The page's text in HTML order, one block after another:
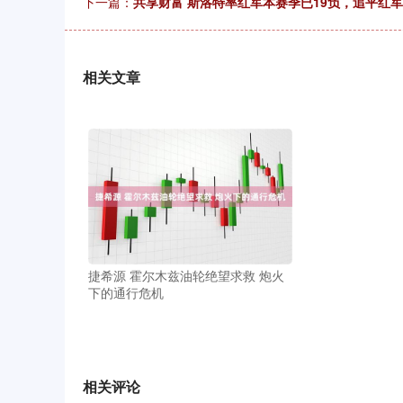
相关文章
捷希源 霍尔木兹油轮绝望求救 炮火
下的通行危机
相关评论